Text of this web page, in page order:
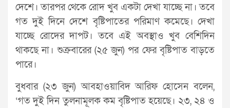
দেশে। তারপর থেকে রোদ খুব একটা দেখা যাচ্ছে না। তবে
গত দুই দিনে দেশে বৃষ্টিপাতের পরিমাণ কমেছে। দেখা
যাচ্ছে রোদের দাপট। তবে এই অবস্থাও খুব বেশিদিন
থাকছে না। শুক্রবারের (২৫ জুন) পর ফের বৃষ্টিপাত বাড়তে
পারে।
বুধবার (২৩ জুন) আবহাওয়াবিদ আরিফ হোসেন বলেন,
‘গত দুই দিন তুলনামূলক কম বৃষ্টিপাত হয়েছে। ২৩, ২৪ ও